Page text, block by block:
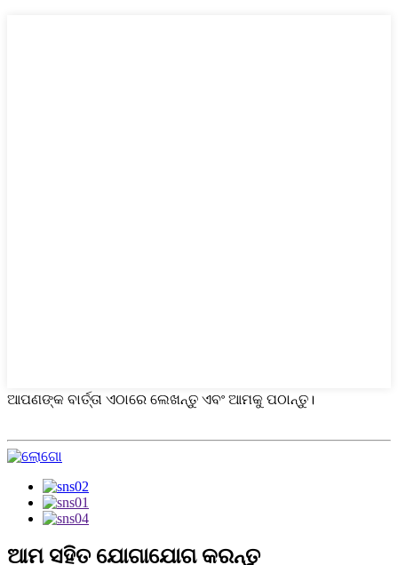
ଆପଣଙ୍କ ବାର୍ତ୍ତା ଏଠାରେ ଲେଖନ୍ତୁ ଏବଂ ଆମକୁ ପଠାନ୍ତୁ।
ଆମ ସହିତ ଯୋଗାଯୋଗ କରନ୍ତୁ